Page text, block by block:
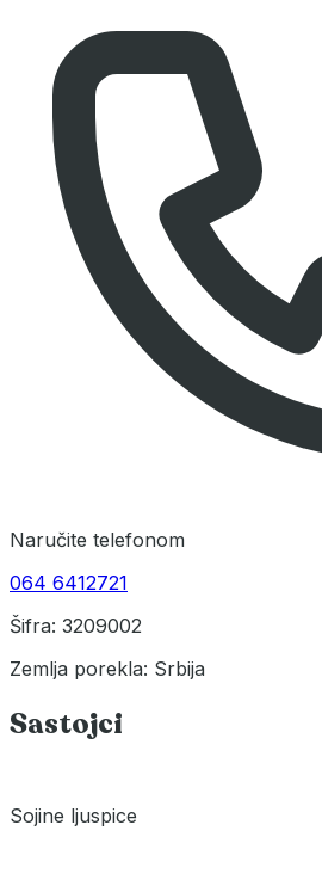
Naručite telefonom
064 6412721
Šifra: 3209002
Zemlja porekla: Srbija
Sastojci
Sojine ljuspice